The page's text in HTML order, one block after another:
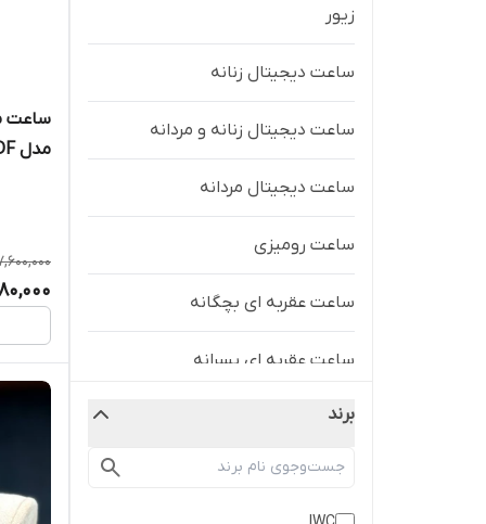
زیور
ساعت دیجیتال زنانه
ساعت دیجیتال زنانه و مردانه
ساعت دیجیتال مردانه
ساعت رومیزی
ساعت عقربه ای بچگانه
ساعت عقربه ای پسرانه
ساعت عقربه ای زنانه
ساعت عقربه ای زنانه و مردانه
برند
ساعت
مدل MTP-V006L-7BUDF